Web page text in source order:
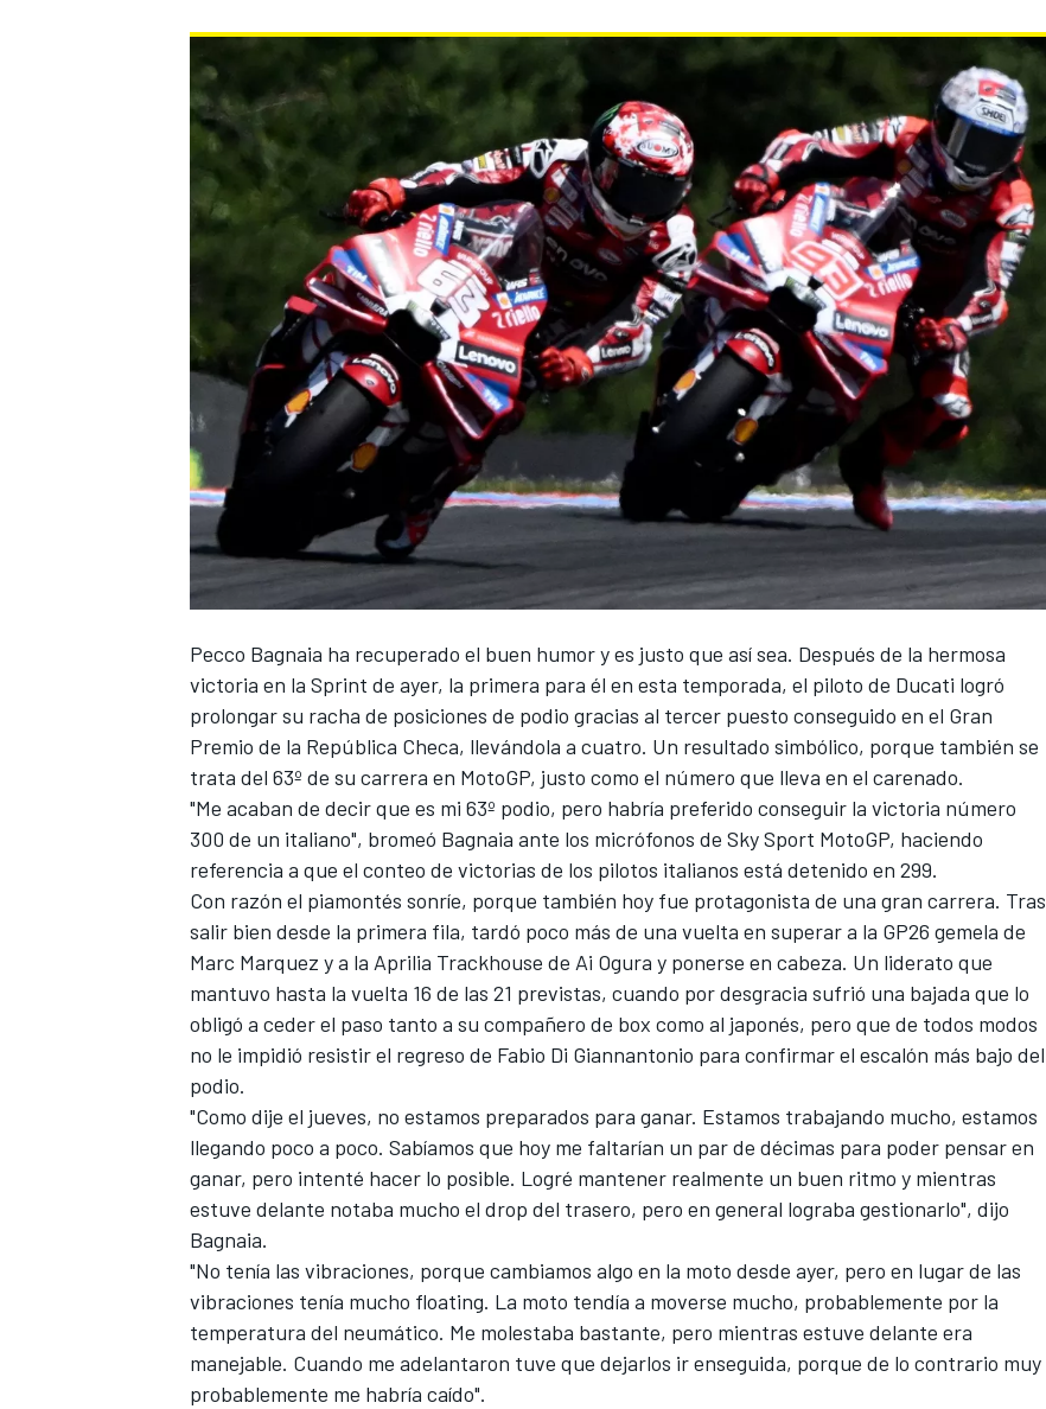
NASCAR CUP
FÓRMULA E
WRC
Pecco Bagnaia ha recuperado el buen humor y es justo que así sea. Después de la hermosa
victoria en la Sprint de ayer, la primera para él en esta temporada, el piloto de Ducati logró
prolongar su racha de posiciones de podio gracias al tercer puesto conseguido en el Gran
Premio de la República Checa, llevándola a cuatro. Un resultado simbólico, porque también se
trata del 63º de su carrera en MotoGP, justo como el número que lleva en el carenado.
"Me acaban de decir que es mi 63º podio, pero habría preferido conseguir la victoria número
300 de un italiano", bromeó Bagnaia ante los micrófonos de Sky Sport MotoGP, haciendo
referencia a que el conteo de victorias de los pilotos italianos está detenido en 299.
Con razón el piamontés sonríe, porque también hoy fue protagonista de una gran carrera. Tras
salir bien desde la primera fila, tardó poco más de una vuelta en superar a la GP26 gemela de
Marc Marquez y a la Aprilia Trackhouse de Ai Ogura y ponerse en cabeza. Un liderato que
mantuvo hasta la vuelta 16 de las 21 previstas, cuando por desgracia sufrió una bajada que lo
obligó a ceder el paso tanto a su compañero de box como al japonés, pero que de todos modos
no le impidió resistir el regreso de Fabio Di Giannantonio para confirmar el escalón más bajo del
podio.
"Como dije el jueves, no estamos preparados para ganar. Estamos trabajando mucho, estamos
llegando poco a poco. Sabíamos que hoy me faltarían un par de décimas para poder pensar en
ganar, pero intenté hacer lo posible. Logré mantener realmente un buen ritmo y mientras
estuve delante notaba mucho el drop del trasero, pero en general lograba gestionarlo", dijo
Bagnaia.
"No tenía las vibraciones, porque cambiamos algo en la moto desde ayer, pero en lugar de las
vibraciones tenía mucho floating. La moto tendía a moverse mucho, probablemente por la
temperatura del neumático. Me molestaba bastante, pero mientras estuve delante era
manejable. Cuando me adelantaron tuve que dejarlos ir enseguida, porque de lo contrario muy
probablemente me habría caído".